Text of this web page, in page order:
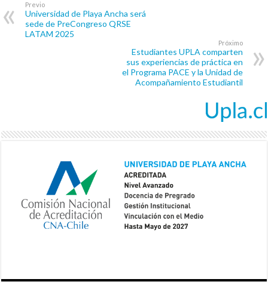
Previo
Universidad de Playa Ancha será
sede de PreCongreso QRSE
LATAM 2025
Próximo
Estudiantes UPLA comparten
sus experiencias de práctica en
el Programa PACE y la Unidad de
Acompañamiento Estudiantil